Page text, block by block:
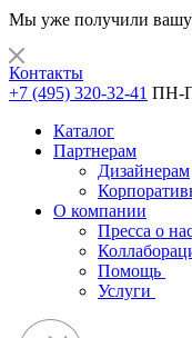
Мы уже получили вашу
Контакты
+7 (495) 320-32-41 ПН-
Каталог
Партнерам
Дизайнерам
О компании
Пресса о
Помощь
Услуги